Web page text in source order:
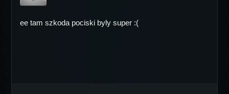
ee tam szkoda pociski byly super :(